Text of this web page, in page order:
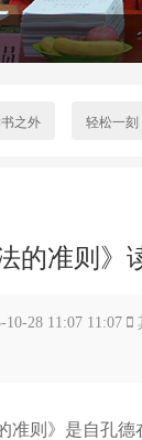
之外 轻松一刻
的准则》
10-28 11:07 11:07
准则》是自孔